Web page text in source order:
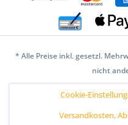
* Alle Preise inkl. gesetzl.
nicht
Cookie-
Versandkosten,